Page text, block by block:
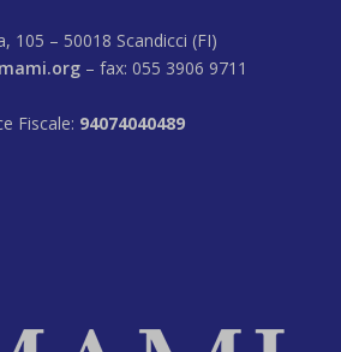
105 – 50018 Scandicci (FI)
– fax: 055 3906 9711
Fiscale: 94074040489